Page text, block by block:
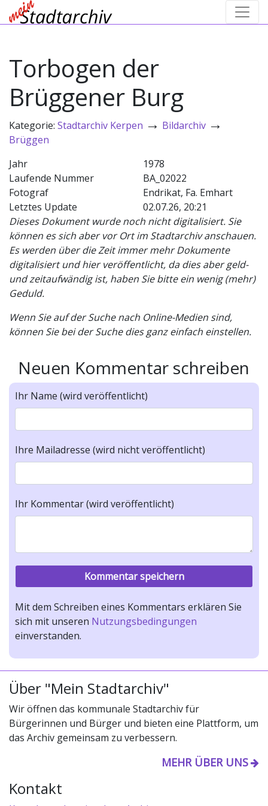
Torbogen der
Brüggener Burg
Kategorie: Stadtarchiv Kerpen → Bildarchiv →
Brüggen
Jahr
1978
Laufende Nummer
BA_02022
Fotograf
Endrikat, Fa. Emhart
Letztes Update
02.07.26, 20:21
Dieses Dokument wurde noch nicht digitalisiert. Sie
können es sich aber vor Ort im Stadtarchiv anschauen.
Es werden über die Zeit immer mehr Dokumente
digitalisiert und hier veröffentlicht, da dies aber geld-
und zeitaufwändig ist, haben Sie bitte ein wenig (mehr)
Geduld.
Wenn Sie auf der Suche nach Online-Medien sind,
können Sie bei der Suche dies ganz einfach einstellen.
Neuen Kommentar schreiben
Ihr Name (wird veröffentlicht)
Ihre Mailadresse (wird nicht veröffentlicht)
Ihr Kommentar (wird veröffentlicht)
Mit dem Schreiben eines Kommentars erklären Sie
sich mit unseren Nutzungsbedingungen
einverstanden.
Über "Mein Stadtarchiv"
Wir öffnen das kommunale Stadtarchiv für
Bürgerinnen und Bürger und bieten eine Plattform, um
das Archiv gemeinsam zu verbessern.
MEHR ÜBER UNS
Kontakt